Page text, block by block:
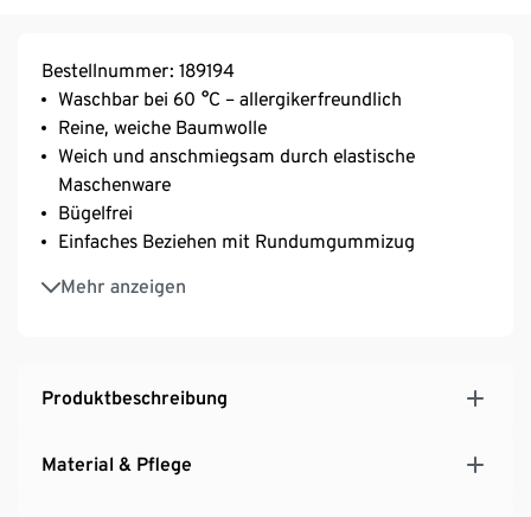
Bestellnummer: 189194
Waschbar bei 60 °C – allergikerfreundlich
Reine, weiche Baumwolle
Weich und anschmiegsam durch elastische
Maschenware
Bügelfrei
Einfaches Beziehen mit Rundumgummizug
Mehr anzeigen
Geeignet für Matratzen mit einer Höhe von bis zu
Produktbeschreibung
Material & Pflege